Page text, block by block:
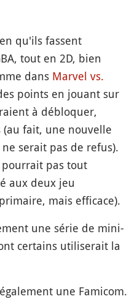
qu'ils fassent
tout en 2D, bien
dans Marvel vs.
points en jouant sur
à débloquer,
(au fait, une nouvelle
serait pas de refus).
pas tout
aux deux jeu
mais efficace).
une série de mini-
certains utiliserait la
une Famicom.